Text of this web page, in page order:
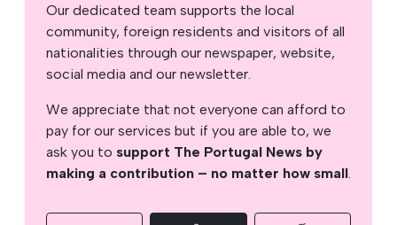
Our dedicated team supports the local
community, foreign residents and visitors of all
nationalities through our newspaper, website,
social media and our newsletter.
We appreciate that not everyone can afford to
pay for our services but if you are able to, we
ask you to support The Portugal News by
making a contribution – no matter how small.